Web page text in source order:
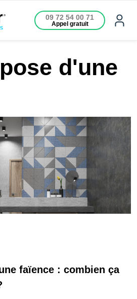
09 72 54 00 71
Appel gratuit
d'une
faïence : combien ça